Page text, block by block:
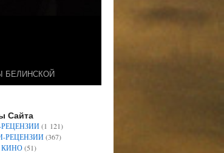
БЕЛИНСКОЙ
Сайта
(1 121)
РЕЦЕНЗИИ(367)
(51)